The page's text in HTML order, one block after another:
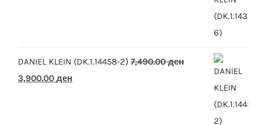
DANIEL KLEIN (DK.1.14458-2) 7,490.00ден
Original
3,900.00 ден